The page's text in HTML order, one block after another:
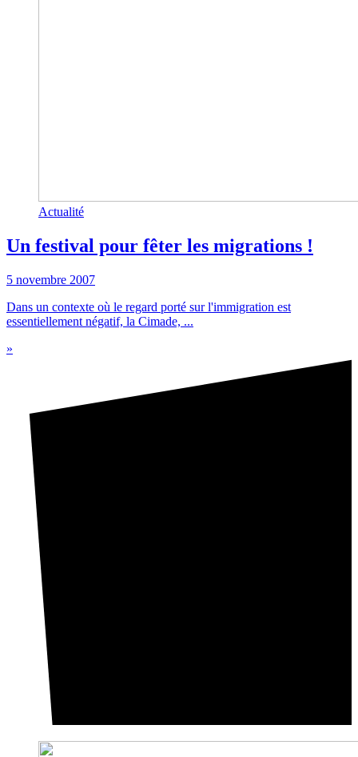
Actualité
Un festival pour fêter les migrations !
5 novembre 2007
Dans un contexte où le regard porté sur l'immigration est
essentiellement négatif, la Cimade, ...
»